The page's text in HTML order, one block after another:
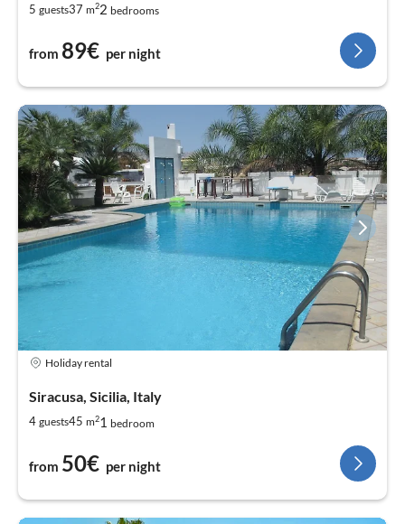
5 guests37 m22 bedrooms
from 89€ per night
Holiday rental
Siracusa, Sicilia, Italy
4 guests45 m21 bedroom
from 50€ per night